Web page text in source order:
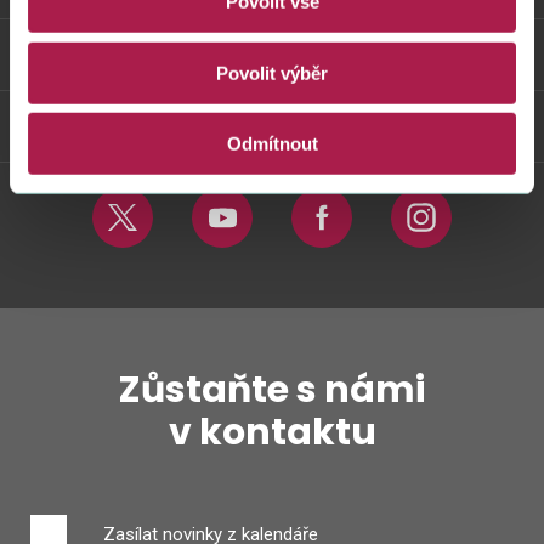
Povolit výběr
Odmítnout
Twitter Youtube Facebook Instagram
Zůstaňte s námi
v kontaktu
Zasílat novinky z kalendáře